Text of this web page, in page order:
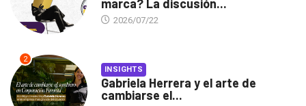
marca? La discusión...
2026/07/22
2
INSIGHTS
Gabriela Herrera y el arte de
cambiarse el...